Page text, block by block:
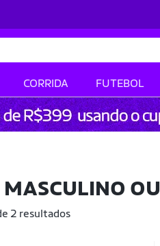
CORRIDA FUTEBOL
MASCULINO
2 resultados